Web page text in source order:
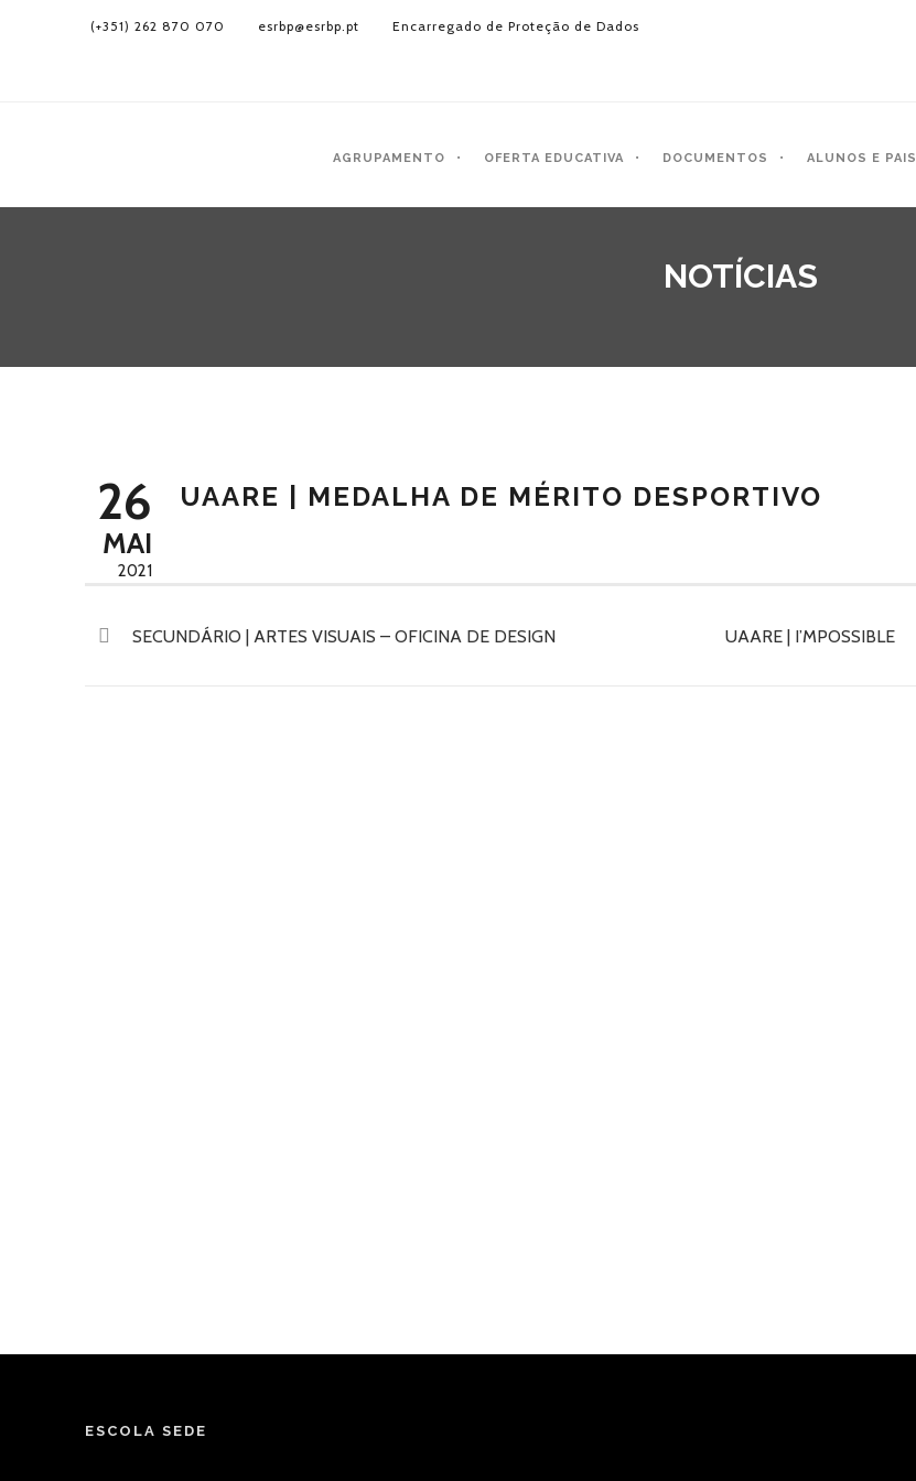
(+351) 262 870 070 esrbp@esrbp.pt Encarregado de Proteção de Dados
AGRUPAMENTO OFERTA EDUCATIVA DOCUMENTOS ALUNOS E PAIS
NOTÍCIAS
26
MAI
2021
UAARE | MEDALHA DE MÉRITO DESPORTIVO
SECUNDÁRIO | ARTES VISUAIS – OFICINA DE DESIGN UAARE | I’MPOSSIBLE
ESCOLA SEDE